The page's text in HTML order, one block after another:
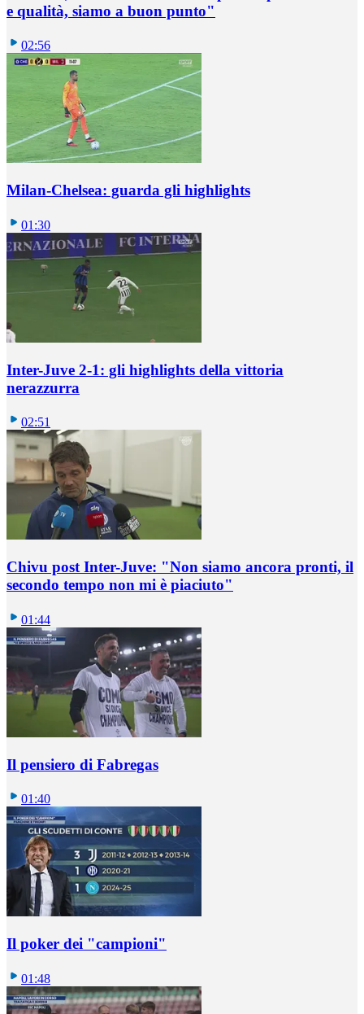
e qualità, siamo a buon punto"
02:56
Milan-Chelsea: guarda gli highlights
01:30
Inter-Juve 2-1: gli highlights della vittoria
nerazzurra
02:51
Chivu post Inter-Juve: "Non siamo ancora pronti, il
secondo tempo non mi è piaciuto"
01:44
Il pensiero di Fabregas
01:40
Il poker dei "campioni"
01:48